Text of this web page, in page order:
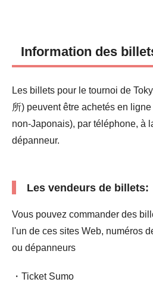
Information des
Les billets pour le tournoi de
所) peuvent être achetés en
non-Japonais), par téléphone, à
dépanneur.
Les vendeurs de billets:
Vous pouvez commander des
l'un de ces sites Web, numéros
ou dépanneurs
・Ticket Sumo